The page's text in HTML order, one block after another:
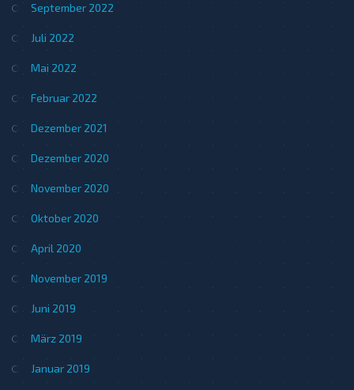
September 2022
Juli 2022
Mai 2022
Februar 2022
Dezember 2021
Dezember 2020
November 2020
Oktober 2020
April 2020
November 2019
Juni 2019
März 2019
Januar 2019